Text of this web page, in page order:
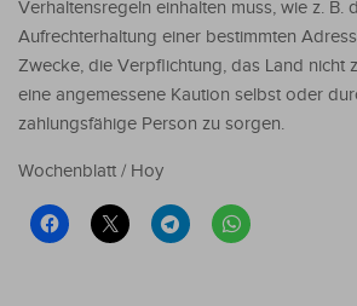
Verhaltensregeln einhalten muss, wie z. B.
Aufrechterhaltung einer bestimmten
Zwecke, die Verpflichtung, das Land nicht
eine angemessene Kaution selbst oder
zahlungsfähige Person zu sorgen.
Wochenblatt / Hoy